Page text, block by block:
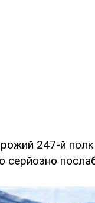
247-й полк
серйозно